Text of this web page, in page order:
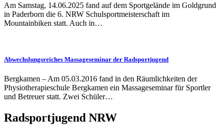
Am Samstag, 14.06.2025 fand auf dem Sportgelände im Goldgrund
in Paderborn die 6. NRW Schulsportmeisterschaft im
Mountainbiken statt. Auch in…
Abwechslungsreiches Massageseminar der Radsportjugend
Bergkamen – Am 05.03.2016 fand in den Räumlichkeiten der
Physiotherapieschule Bergkamen ein Massageseminar für Sportler
und Betreuer statt. Zwei Schüler…
Radsportjugend NRW